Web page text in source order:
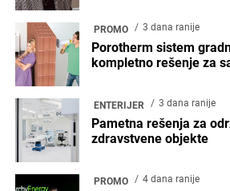
PROMO 3 dana ranije
Porotherm sistem
kompletno rešenje za
ENTERIJER 3 dana ranije
Pametna rešenja za
zdravstvene objekte
PROMO 4 dana ranije